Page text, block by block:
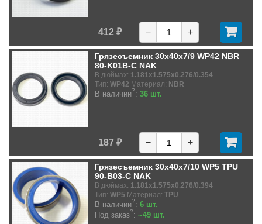
412 ₽ − +
Грязесъемник 30x40x7/9 WP42 NBR
80-K01B-C NAK
В дюймах: 1.181x1.575x0.276/0.354
Тип: WP42 Материал: NBR
В наличии?: 36 шт.
187 ₽ − +
Грязесъемник 30x40x7/10 WP5 TPU
90-B03-C NAK
В дюймах: 1.181x1.575x0.276/0.394
Тип: WP5 Материал: TPU
В наличии?: 6 шт.
Под заказ?: ~49 шт.